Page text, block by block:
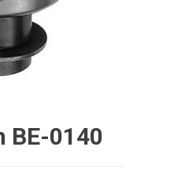
BE-0140